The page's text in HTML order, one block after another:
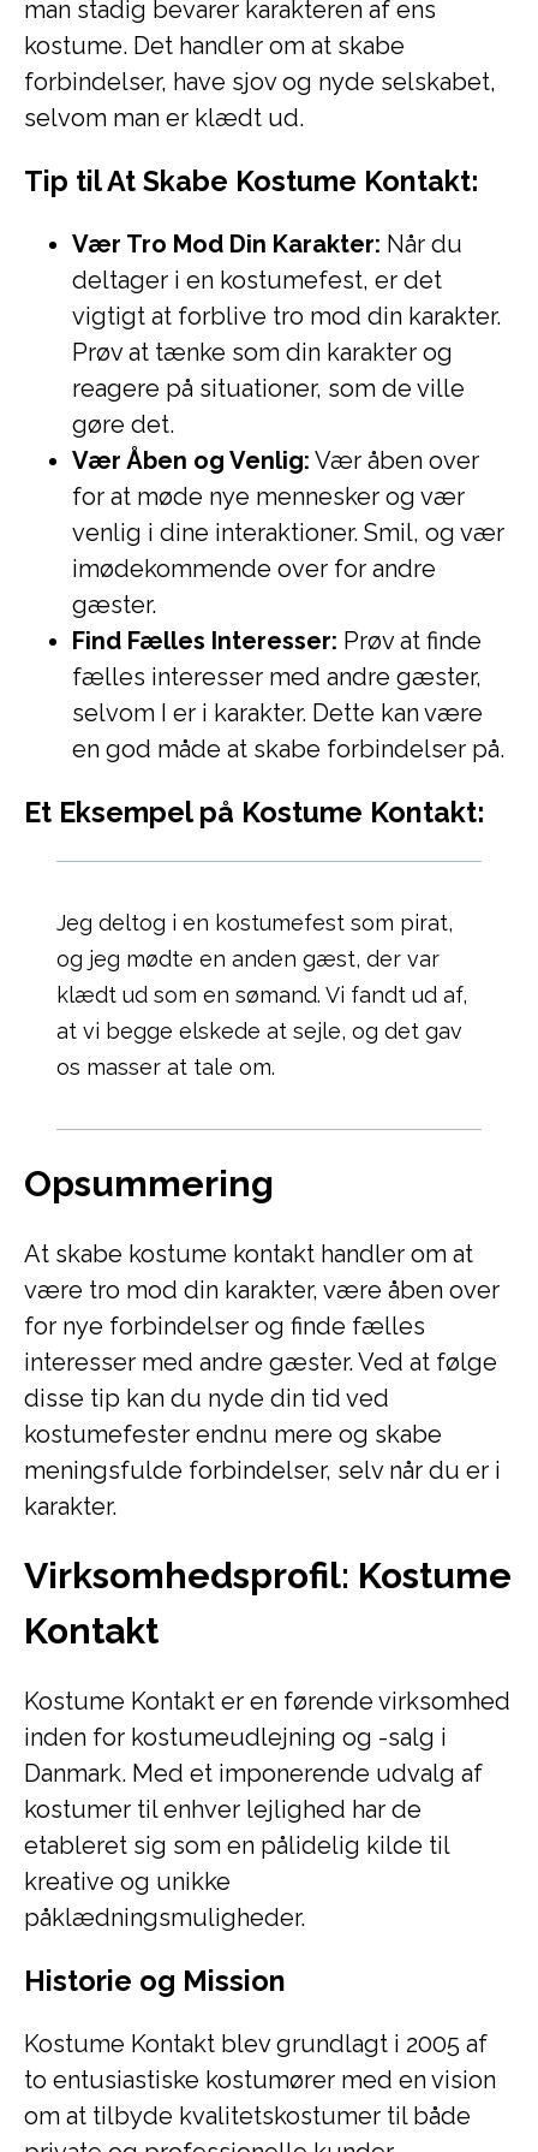
man stadig bevarer karakteren af ens
kostume. Det handler om at skabe
forbindelser, have sjov og nyde selskabet,
selvom man er klædt ud.
Tip til At Skabe Kostume Kontakt:
Vær Tro Mod Din Karakter: Når du
deltager i en kostumefest, er det
vigtigt at forblive tro mod din karakter.
Prøv at tænke som din karakter og
reagere på situationer, som de ville
gøre det.
Vær Åben og Venlig: Vær åben over
for at møde nye mennesker og vær
venlig i dine interaktioner. Smil, og vær
imødekommende over for andre
gæster.
Find Fælles Interesser: Prøv at finde
fælles interesser med andre gæster,
selvom I er i karakter. Dette kan være
en god måde at skabe forbindelser på.
Et Eksempel på Kostume Kontakt:
Jeg deltog i en kostumefest som pirat,
og jeg mødte en anden gæst, der var
klædt ud som en sømand. Vi fandt ud af,
at vi begge elskede at sejle, og det gav
os masser at tale om.
Opsummering
At skabe kostume kontakt handler om at
være tro mod din karakter, være åben over
for nye forbindelser og finde fælles
interesser med andre gæster. Ved at følge
disse tip kan du nyde din tid ved
kostumefester endnu mere og skabe
meningsfulde forbindelser, selv når du er i
karakter.
Virksomhedsprofil: Kostume
Kontakt
Kostume Kontakt er en førende virksomhed
inden for kostumeudlejning og -salg i
Danmark. Med et imponerende udvalg af
kostumer til enhver lejlighed har de
etableret sig som en pålidelig kilde til
kreative og unikke
påklædningsmuligheder.
Historie og Mission
Kostume Kontakt blev grundlagt i 2005 af
to entusiastiske kostumører med en vision
om at tilbyde kvalitetskostumer til både